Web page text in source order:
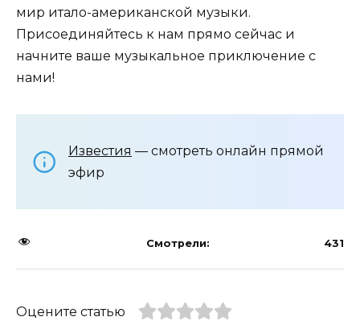
мир итало-американской музыки.
Присоединяйтесь к нам прямо сейчас и
начните ваше музыкальное приключение с
нами!
Известия — смотреть онлайн прямой
эфир
Смотрели: 431
Оцените статью